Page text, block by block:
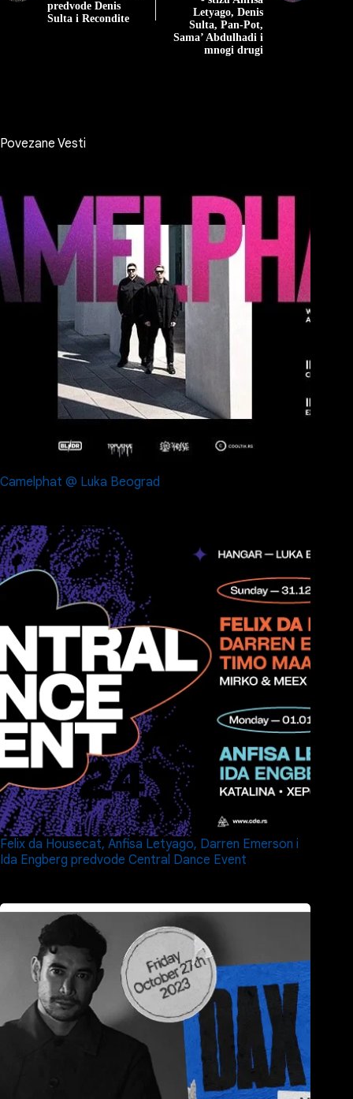
predvode Denis
Sulta i Recondite
Letyago, Denis
Sulta, Pan-Pot,
Sama’ Abdulhadi i
mnogi drugi
Povezane Vesti
Camelphat @ Luka Beograd
Felix da Housecat, Anfisa Letyago, Darren Emerson i
Ida Engberg predvode Central Dance Event